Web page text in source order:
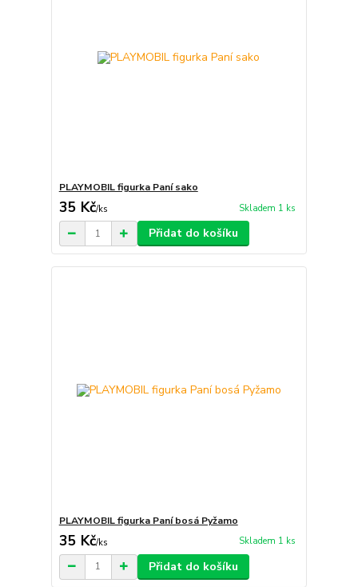
PLAYMOBIL figurka Paní sako
35 Kč/ks Skladem 1 ks
Přidat do košíku
PLAYMOBIL figurka Paní bosá Pyžamo
35 Kč/ks Skladem 1 ks
Přidat do košíku